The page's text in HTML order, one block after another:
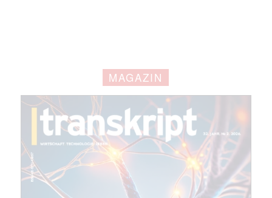
MAGAZIN